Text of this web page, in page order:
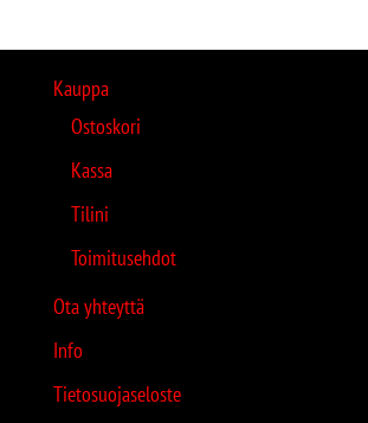
Kauppa
Ostoskori
Kassa
Tilini
Toimitusehdot
Ota yhteyttä
Info
Tietosuojaseloste